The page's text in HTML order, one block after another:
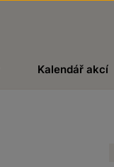
Kalendář akcí